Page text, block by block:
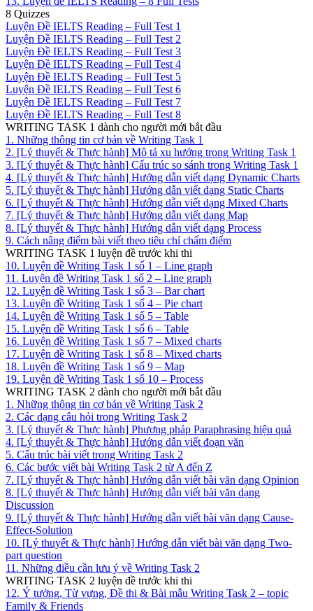
8 Quizzes
Luyện Đề IELTS Reading – Full Test 1
Luyện Đề IELTS Reading – Full Test 2
Luyện Đề IELTS Reading – Full Test 3
Luyện Đề IELTS Reading – Full Test 4
Luyện Đề IELTS Reading – Full Test 5
Luyện Đề IELTS Reading – Full Test 6
Luyện Đề IELTS Reading – Full Test 7
Luyện Đề IELTS Reading – Full Test 8
WRITING TASK 1 dành cho người mới bắt đầu
1. Những thông tin cơ bản về Writing Task 1
2. [Lý thuyết & Thực hành] Mô tả xu hướng trong Writing Task 1
3. [Lý thuyết & Thực hành] Cấu trúc so sánh trong Writing Task 1
4. [Lý thuyết & Thực hành] Hướng dẫn viết dạng Dynamic Charts
5. [Lý thuyết & Thực hành] Hướng dẫn viết dạng Static Charts
6. [Lý thuyết & Thực hành] Hướng dẫn viết dạng Mixed Charts
7. [Lý thuyết & Thực hành] Hướng dẫn viết dạng Map
8. [Lý thuyết & Thực hành] Hướng dẫn viết dạng Process
9. Cách nâng điểm bài viết theo tiêu chí chấm điểm
WRITING TASK 1 luyện đề trước khi thi
10. Luyện đề Writing Task 1 số 1 – Line graph
11. Luyện đề Writing Task 1 số 2 – Line graph
12. Luyện đề Writing Task 1 số 3 – Bar chart
13. Luyện đề Writing Task 1 số 4 – Pie chart
14. Luyện đề Writing Task 1 số 5 – Table
15. Luyện đề Writing Task 1 số 6 – Table
16. Luyện đề Writing Task 1 số 7 – Mixed charts
17. Luyện đề Writing Task 1 số 8 – Mixed charts
18. Luyện đề Writing Task 1 số 9 – Map
19. Luyện đề Writing Task 1 số 10 – Process
WRITING TASK 2 dành cho người mới bắt đầu
1. Những thông tin cơ bản về Writing Task 2
2. Các dạng câu hỏi trong Writing Task 2
3. [Lý thuyết & Thực hành] Phương pháp Paraphrasing hiệu quả
4. [Lý thuyết & Thực hành] Hướng dẫn viết đoạn văn
5. Cấu trúc bài viết trong Writing Task 2
6. Các bước viết bài Writing Task 2 từ A đến Z
7. [Lý thuyết & Thực hành] Hướng dẫn viết bài văn dạng Opinion
8. [Lý thuyết & Thực hành] Hướng dẫn viết bài văn dạng
Discussion
9. [Lý thuyết & Thực hành] Hướng dẫn viết bài văn dạng Cause-
Effect-Solution
10. [Lý thuyết & Thực hành] Hướng dẫn viết bài văn dạng Two-
part question
11. Những điều cần lưu ý về Writing Task 2
WRITING TASK 2 luyện đề trước khi thi
12. Ý tưởng, Từ vựng, Đề thi & Bài mẫu Writing Task 2 – topic
Family & Friends